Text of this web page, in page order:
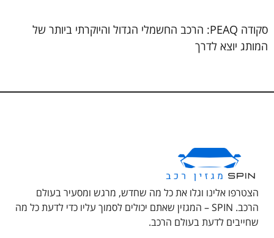
סקודה PEAQ: הרכב החשמלי הגדול והיוקרתי ביותר של
המותג יוצא לדרך
הצטרפו אלינו וגלו את כל מה שחדש, מרגש ומסעיר בעולם
הרכב. SPIN – המגזין שאתם יכולים לסמוך עליו כדי לדעת כל מה
שחייבים לדעת בעולם הרכב.